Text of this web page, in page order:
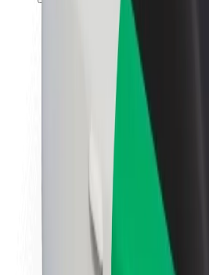
Apie „Bolt“
„Bolt“ tvarumo politika
Projektas „Zero“
Tinklaraštis
Naujienų centras
Prekių ženklo gairės
Misija
Investuotojams
Vadovybė